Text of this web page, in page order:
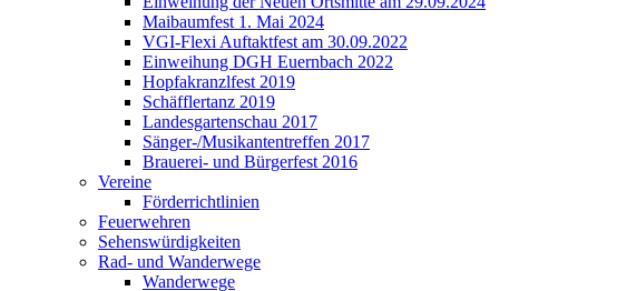
Maibaumfest 1. Mai 2024
VGI-Flexi Auftaktfest am 30.09.2022
Einweihung DGH Euernbach 2022
Hopfakranzlfest 2019
Schäfflertanz 2019
Landesgartenschau 2017
Sänger-/Musikantentreffen 2017
Brauerei- und Bürgerfest 2016
Vereine
Förderrichtlinien
Feuerwehren
Sehenswürdigkeiten
Rad- und Wanderwege
Wanderwege